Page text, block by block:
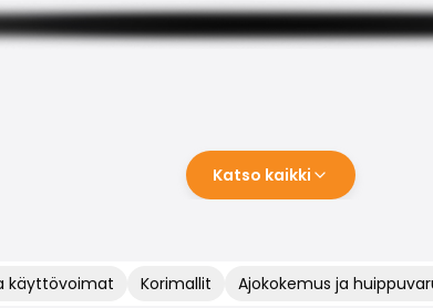
Katso kaikki
käyttövoimat Korimallit Ajokokemus ja